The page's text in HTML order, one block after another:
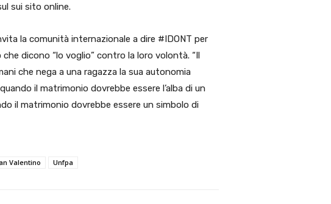
sui sito online.
la comunità internazionale a dire #IDONT per
dicono “lo voglio” contro la loro volontà. “Il
che nega a una ragazza la sua autonomia
il matrimonio dovrebbe essere l’alba di un
il matrimonio dovrebbe essere un simbolo di
Valentino Unfpa